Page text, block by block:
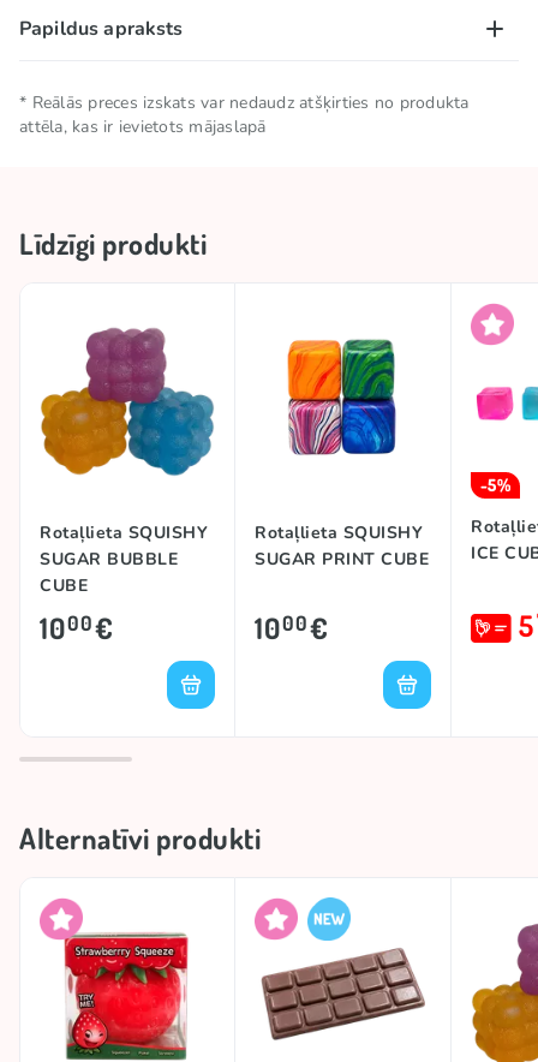
Kolekcijas
TOP TOP
Papildus apraksts
līdz 3 gadu vecumam.
Šī rotaļlieta nav pārtika vai pārtikas produkts. Neēst.
* Reālās preces izskats var nedaudz atšķirties no produkta
attēla, kas ir ievietots mājaslapā
Līdzīgi produkti
Rotaļlieta SQUISHY
SUGAR BUBBLE
CUBE
1000€
Rotaļlieta SQUISHY
SUGAR PRINT CUBE
1000€
-5%
ICE
5
Alternatīvi produkti